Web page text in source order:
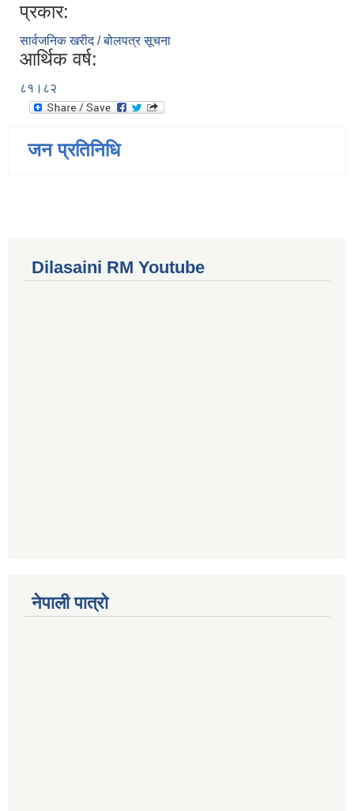
प्रकार:
सार्वजनिक खरीद / बोलपत्र सूचना
आर्थिक वर्ष:
८१।८२
जन प्रतिनिधि
Dilasaini RM Youtube
नेपाली पात्रो